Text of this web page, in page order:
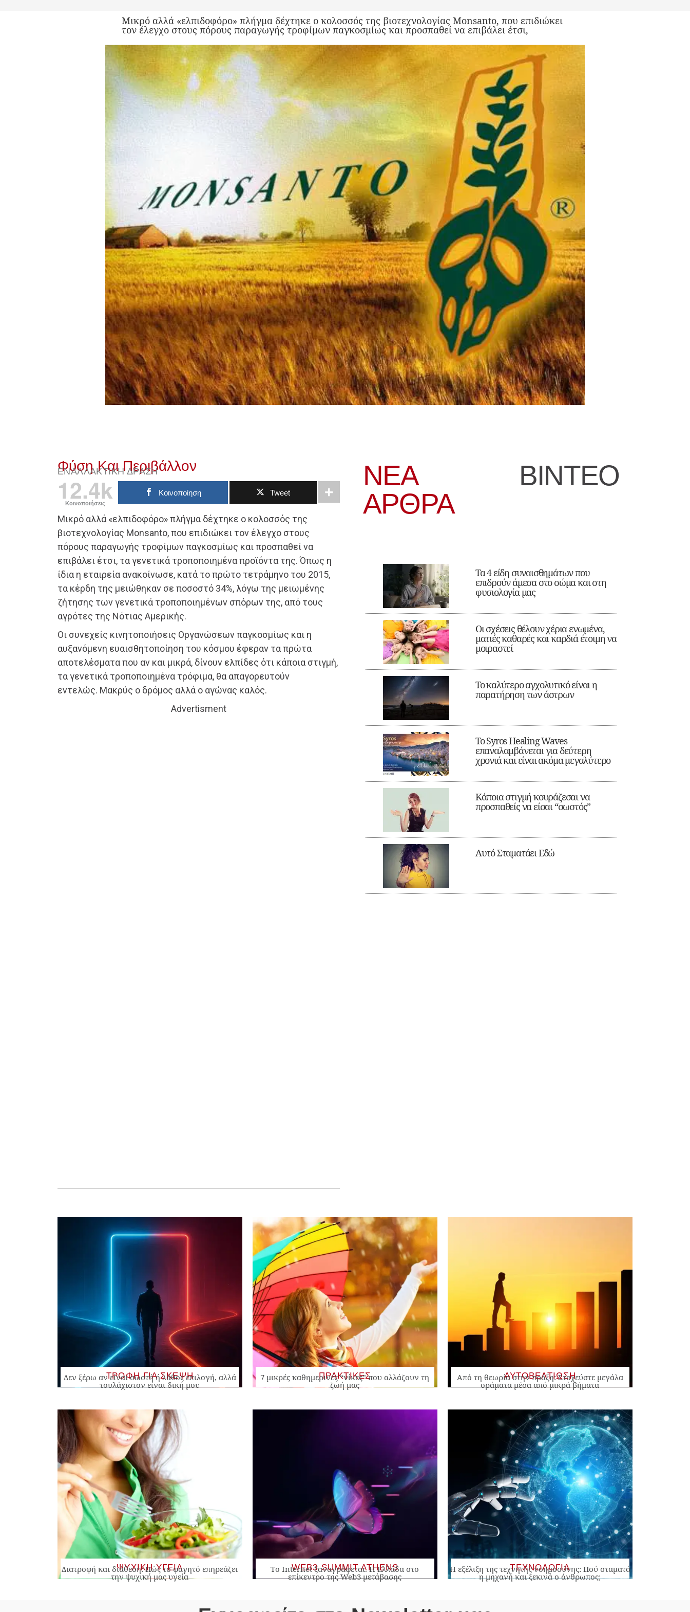
Μικρό αλλά «ελπιδοφόρο» πλήγμα δέχτηκε ο κολοσσός της βιοτεχνολογίας Monsanto, που επιδιώκει
τον έλεγχο στους πόρους παραγωγής τροφίμων παγκοσμίως και προσπαθεί να επιβάλει έτσι,
Φύση Και Περιβάλλον
ΕΝΑΛΛΑΚΤΙΚΉ ΔΡΆΣΗ
12.4k
Κοινοποιήσεις
Κοινοποίηση Tweet
Μικρό αλλά «ελπιδοφόρο» πλήγμα δέχτηκε ο κολοσσός της
βιοτεχνολογίας Monsanto, που επιδιώκει τον έλεγχο στους
πόρους παραγωγής τροφίμων παγκοσμίως και προσπαθεί να
επιβάλει έτσι, τα γενετικά τροποποιημένα προϊόντα της. Όπως η
ίδια η εταιρεία ανακοίνωσε, κατά το πρώτο τετράμηνο του 2015,
τα κέρδη της μειώθηκαν σε ποσοστό 34%, λόγω της μειωμένης
ζήτησης των γενετικά τροποποιημένων σπόρων της, από τους
αγρότες της Νότιας Αμερικής.
Οι συνεχείς κινητοποιήσεις Οργανώσεων παγκοσμίως και η
αυξανόμενη ευαισθητοποίηση του κόσμου έφεραν τα πρώτα
αποτελέσματα που αν και μικρά, δίνουν ελπίδες ότι κάποια στιγμή,
τα γενετικά τροποποιημένα τρόφιμα, θα απαγορευτούν
εντελώς. Μακρύς ο δρόμος αλλά ο αγώνας καλός.
Advertisment
ΝΕΑ
ΆΡΘΡΑ
ΒΙΝΤΕΟ
Τα 4 είδη συναισθημάτων που
επιδρούν άμεσα στο σώμα και στη
φυσιολογία μας
Οι σχέσεις θέλουν χέρια ενωμένα,
ματιές καθαρές και καρδιά έτοιμη να
μοιραστεί
Το καλύτερο αγχολυτικό είναι η
παρατήρηση των άστρων
Το Syros Healing Waves
επαναλαμβάνεται για δεύτερη
χρονιά και είναι ακόμα μεγαλύτερο
Κάποια στιγμή κουράζεσαι να
προσπαθείς να είσαι “σωστός”
Αυτό Σταματάει Εδώ
ΤΡΟΦΗ ΓΙΑ ΣΚΕΨΗ
Δεν ξέρω αν είναι σωστή ή λάθος επιλογή, αλλά
τουλάχιστον είναι δική μου
ΠΡΑΚΤΙΚΕΣ
7 μικρές καθημερινές “νίκες” που αλλάζουν τη
ζωή μας
ΑΥΤΟΒΕΛΤΙΩΣΗ
Από τη θεωρία στην πράξη: Στοχεύστε μεγάλα
οράματα μέσα από μικρά βήματα
ΨΥΧΙΚΗ ΥΓΕΙΑ
Διατροφή και διάθεση: Πώς το φαγητό επηρεάζει
την ψυχική μας υγεία
WEB3 SUMMIT ATHENS
Το Internet ξαναγράφεται. Η Ελλάδα στο
επίκεντρο της Web3 μετάβασης
ΤΕΧΝΟΛΟΓΙΑ
Η εξέλιξη της τεχνητής νοημοσύνης: Πού σταματά
η μηχανή και ξεκινά ο άνθρωπος;